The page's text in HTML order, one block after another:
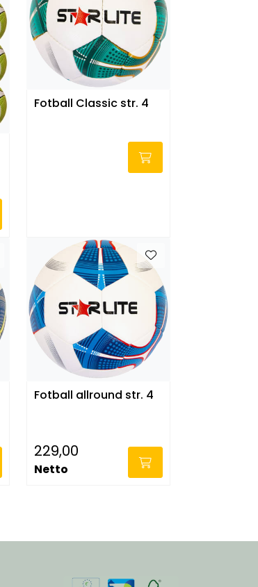
Fotball Classic str. 4
Fotball allround str. 4
229,00
Netto